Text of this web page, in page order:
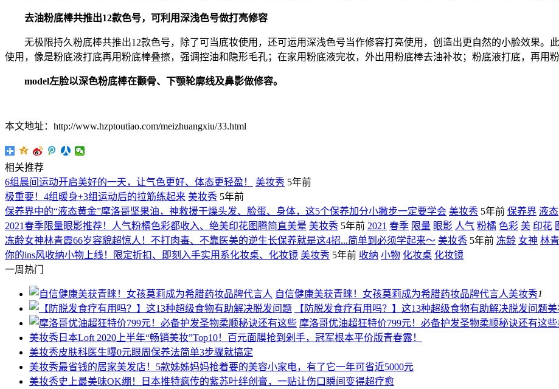
去油粉底棒共推出12款色号，可利用深浅色号做打亮修容
无极限持久粉底棒共推出12款色号，除了可当底妆使用，还可运用深浅色号当作修容打亮使用，创造出更自然的小脸效果。
使用，像是粉底液打底再用粉底棒叠擦，强调控油和隐形毛孔；在家用粉底液完妆，外出用粉底棒去油补妆；粉底液打底，再用
model左脸以深色粉底棒在颧骨、下颚轮廓线及鼻影做修容。
本文地址：http://www.hzptoutiao.com/meizhuangxiu/33.html
相关推荐
6组晨间运动开启美好的一天，让气色更好、体态更轻盈！
美妆秀 5年前
极重要！4组暖身+3组运动后的拉筋练起来 美妆秀 5年前
保养界中的“液态黄金”摩洛哥坚果油，神救援干燥头发、脸蛋、身体，这5个保养加分小撇步一定要学会 美妆秀 5年前 保养界 液态
2021春季限量眼影推荐！人气粉橘色彩都收入、绝美印花图腾简直美晕 美妆秀 5年前 2021 春季 限量 眼影 人气 粉橘 色彩 美 印花
冻龄女神林青霞66岁容貌超惊人！不打肉毒、不靠医美的逆生长保养就是这4招...简单到必须学起来～ 美妆秀 5年前 冻龄 女神 林
你的ins风收纳小物上线！限定折扣、即刻入手实用系化妆桌、化妆镜 美妆秀 5年前 收纳 小物 化妆桌 化妆镜
一周热门
自信健康美获青睐！女孩莫莉成为希腊药妆品牌代言人美妆秀1
【防脱发食疗有用吗？】这13种超级食物有助解决脱发问题美
摩洛哥优油超狂特价799元！必备护发圣物柔顺秘诀还有这些
美妆秀 日本Loft 2020上半年“畅销美妆”Top10！百元面膜抢到剁手，冠军根本平价版青春露！
美妆秀皮肤科医生曝0元眼周保养法简单3步骤就搞定
美妆秀最省钱的居家美发店！5款姊姊妈妈抢着要的美容小家电，有了它一年可省近5000元
美妆秀史上最美味OK绷！日本推特疯传的紫苏叶绊创膏，一贴让伤口瞬间变得超疗愈